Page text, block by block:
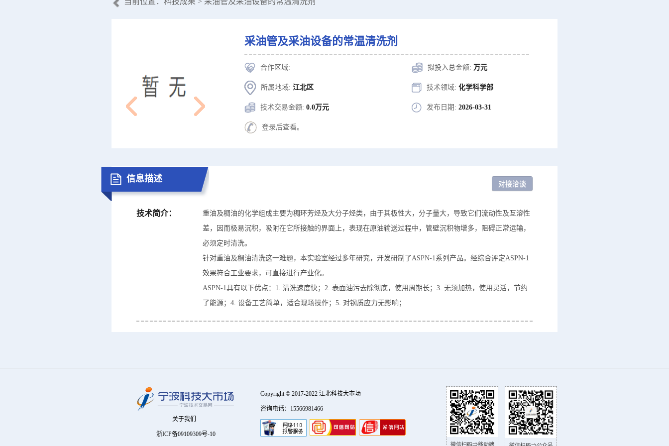
采油管及采油设备的常温清洗剂
合作区域: 拟投入总金额:万元
所属地域:江北区 技术领域:化学科学部
技术交易金额:0.0万元 发布日期:2026-03-31
登录后查看。
信息描述
技术简介：
重油及稠油的化学组成主要为稠环芳烃及大分子烃类，由于其极性大，分子量大，导致它们流动性及互溶性
差，因而极易沉积，吸附在它所接触的界面上，表现在原油输送过程中，管壁沉积物增多，阻碍正常运输，
必须定时清洗。
针对重油及稠油清洗这一难题，本实验室经过多年研究，开发研制了ASPN-1系列产品。经综合评定ASPN-1
效果符合工业要求，可直接进行产业化。
ASPN-1具有以下优点：1. 清洗速度快；2. 表面油污去除彻底，使用周期长；3. 无须加热，使用灵活，节约
了能源；4. 设备工艺简单，适合现场操作；5. 对钢质应力无影响；
关于我们
浙ICP备09109309号-10
Copyright © 2017-2022 江北科技大市场
咨询电话：15566981466
微信扫码⇒移动端